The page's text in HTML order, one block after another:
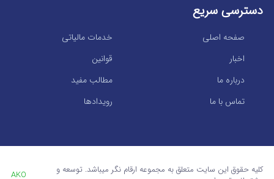
دسترسی سریع
خدمات مالیاتی
صفحه اصلی
قوانین
اخبار
مطالب مفید
درباره ما
رویدادها
تماس با ما
کلیه حقوق این سایت متعلق به مجموعه ارقام نگر میباشد. توسعه و
AKO